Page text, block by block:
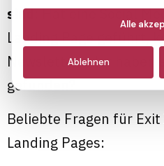
sind: Hat eine Social
Landing Page geführt,
Newsletter oder haben
gefunden?
Beliebte Fragen für
Landing Pages:
(immer aktiv)
Analyse
Alle
Ablehnen